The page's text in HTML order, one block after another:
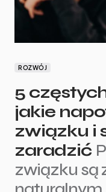
ROZWÓJ
5
jakie
związku i
zaradzić
związku są